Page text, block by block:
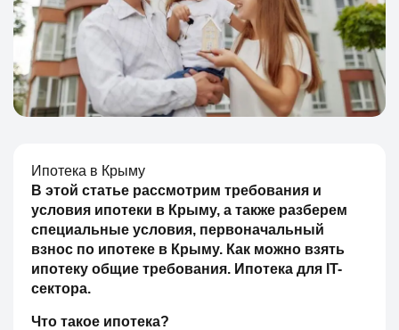
Ипотека в Крыму
В этой статье рассмотрим требования и
условия ипотеки в Крыму, а также разберем
специальные условия, первоначальный
взнос по ипотеке в Крыму. Как можно взять
ипотеку общие требования. Ипотека для IT-
сектора.
Что такое ипотека?